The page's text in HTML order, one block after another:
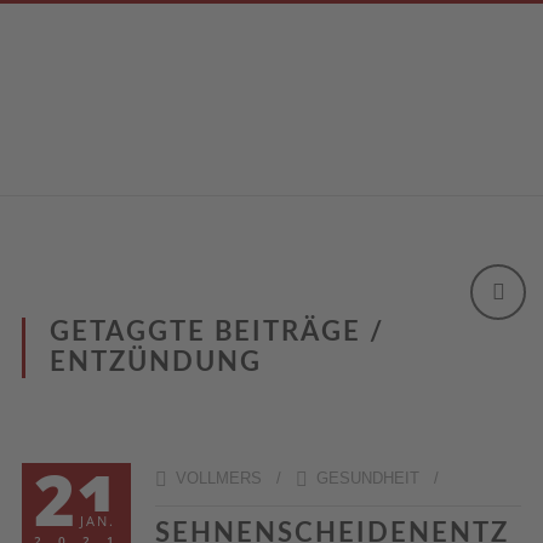
GETAGGTE BEITRÄGE /
ENTZÜNDUNG
21
JAN.
VOLLMERS / GESUNDHEIT /
SEHNENSCHEIDENENTZ